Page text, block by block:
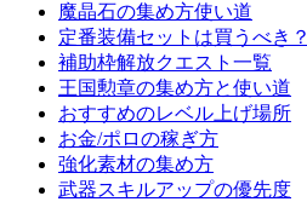
魔晶石の集め方使い道
定番装備セットは買うべき？
補助枠解放クエスト一覧
王国勲章の集め方と使い道
おすすめのレベル上げ場所
お金/ポロの稼ぎ方
強化素材の集め方
武器スキルアップの優先度